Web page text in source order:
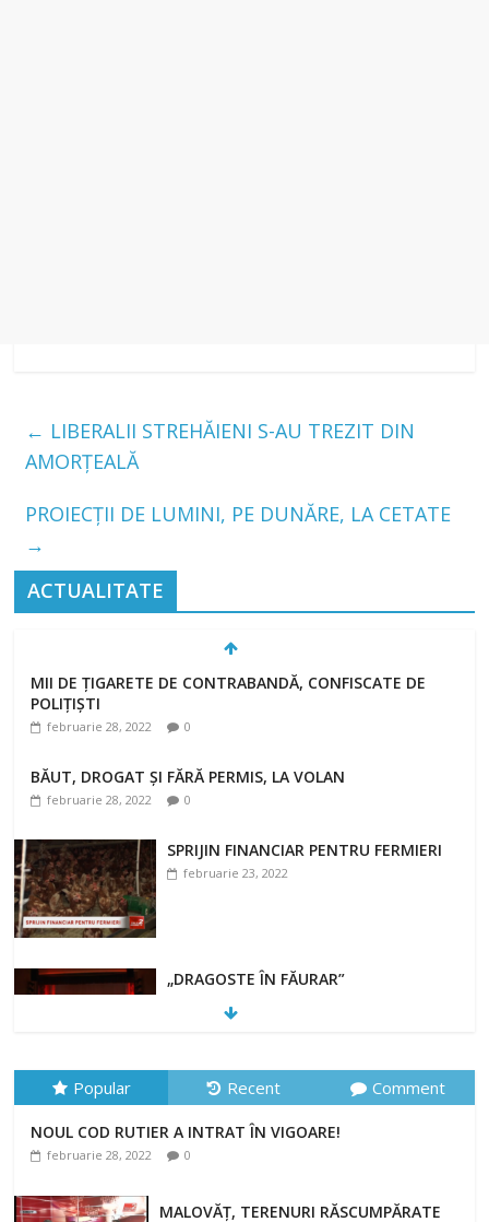
← LIBERALII STREHĂIENI S-AU TREZIT DIN
AMORȚEALĂ
PROIECȚII DE LUMINI, PE DUNĂRE, LA CETATE
→
ACTUALITATE
MII DE ȚIGARETE DE CONTRABANDĂ, CONFISCATE DE
POLIȚIȘTI
februarie 28, 2022 0
BĂUT, DROGAT ȘI FĂRĂ PERMIS, LA VOLAN
februarie 28, 2022 0
SPRIJIN FINANCIAR PENTRU FERMIERI
februarie 23, 2022
„DRAGOSTE ÎN FĂURAR”
NOUL COD RUTIER A INTRAT ÎN VIGOARE!
februarie 28, 2022 0
Popular Recent Comment
NOUL COD RUTIER A INTRAT ÎN VIGOARE!
februarie 28, 2022 0
MALOVĂȚ, TERENURI RĂSCUMPĂRATE